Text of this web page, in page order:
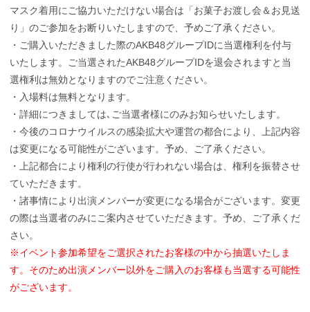
マスク着用にご協力いただけない場合は「お菓子お渡し会＆お見送
り」のご参加をお断りいたしますので、予めご了承ください。
・ご購入いただきました際のAKB48グループIDに当選権利を付与
いたします。ご当選されたAKB48グループIDを退会されますと当
選権利は無効となりますのでご注意ください。
・入場料は無料となります。
・詳細につきましては､ご当選者様にのみお知らせいたします。
・今後のコロナウイルスの感染拡大や運営の都合により、上記内容
は変更になる可能性がございます。予め、ご了承ください。
・上記都合により権利の行使が行われない場合は、権利を振替させ
ていただきます。
・諸事情により出演メンバーが変更になる場合がございます。変更
の際は当選者のみにご案内させていただきます。予め、ご了承くだ
さい。
※イベント参加希望をご選択されたお客様の中から抽選いたしま
す。そのため出演メンバー以外をご購入のお客様も当選する可能性
がございます。